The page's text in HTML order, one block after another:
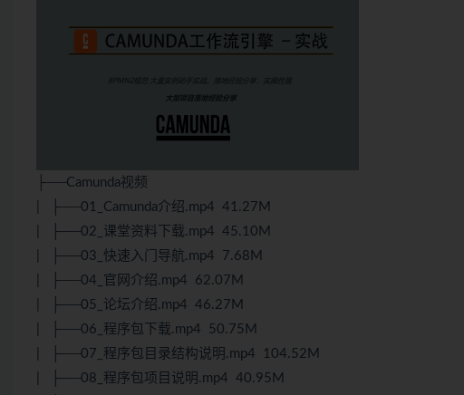
├──Camunda视频
| ├──01_Camunda介绍.mp4 41.27M
| ├──02_课堂资料下载.mp4 45.10M
| ├──03_快速入门导航.mp4 7.68M
| ├──04_官网介绍.mp4 62.07M
| ├──05_论坛介绍.mp4 46.27M
| ├──06_程序包下载.mp4 50.75M
| ├──07_程序包目录结构说明.mp4 104.52M
| ├──08_程序包项目说明.mp4 40.95M